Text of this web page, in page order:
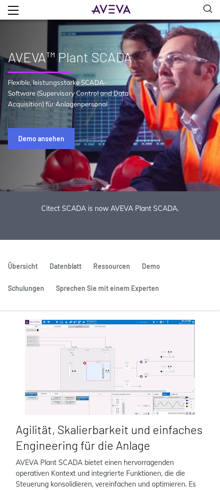
AVEVA™ Plant SCADA
Flexible, leistungsstarke SCADA-
Software (Supervisory Control and Data
Acquisition) für Anlagenpersonal
Demo ansehen
Citect SCADA is now AVEVA Plant SCADA.
Übersicht Datenblatt Ressourcen Demo
Schulungen Sprechen Sie mit einem Experten
Agilität, Skalierbarkeit und einfaches
Engineering für die Anlage
AVEVA Plant SCADA bietet einen hervorragenden
operativen Kontext und integrierte Funktionen, die die
Steuerung konsolidieren, vereinfachen und optimieren. Es